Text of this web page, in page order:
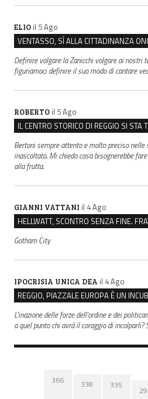
ELIO il 5 Ago
Definire volgare la Zanicchi volgare ai nostri
figuriamoci definire il suo modo di cantare
ROBERTO il 5 Ago
Bertoni sempre attento e molto preciso nelle
inascoltato. Mi chiedo cosa bisognerebbe
alla frutta.
GIANNI VATTANI il 4 Ago
Gotham City
IPOCRISIA UNICA DEA il 4 Ago
L'inazione delle forze dell'ordine e dei
a quel punto chi avrà il coraggio di incolparli?
366 338 335